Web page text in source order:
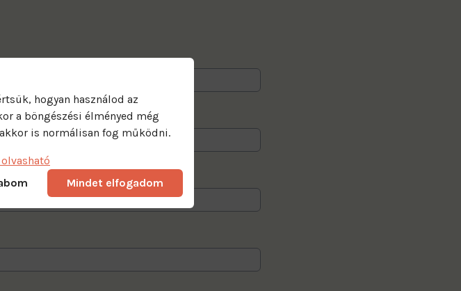
hogyan használod az
a böngészési élményed még
is normálisan fog működni.
Mindet elfogadom